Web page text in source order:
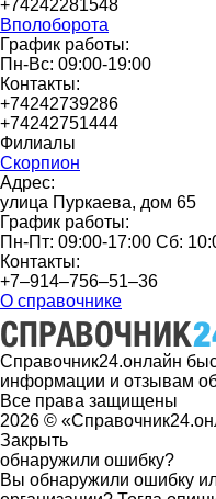
+74242281548
Вполоборота
График работы:
Пн-Вс: 09:00-19:00
Контакты:
+74242739286
+74242751444
Филиалы
Скорпион
Адрес:
улица Пуркаева, дом 65
График работы:
Пн-Пт: 09:00-17:00 Сб:
Контакты:
+7‒914‒756‒51‒36
О справочнике
Справочник24.онлайн
информации и отзывам
Все права защищены
2026 ©
Закрыть
обнаружили ошибку?
Вы обнаружили ошибку